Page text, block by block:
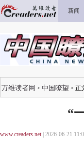
新闻
万维读者网 > 中国瞭望 > 正
“
www.creaders.net| 2026-06-21